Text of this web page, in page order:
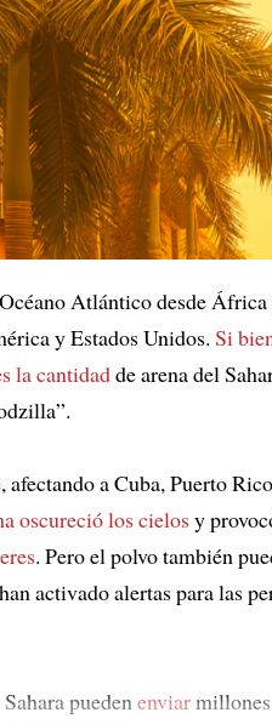
Atlántico desde África
y Estados Unidos. Si
la cantidadde arena del
a Cuba, Puerto
oscureció los cielosy
. Pero el polvo también
activado alertas para las
puedenenviar